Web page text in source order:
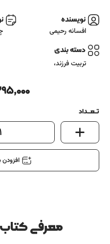
نویسنده
افسانه رحیمی
دسته بندی
تربیت فرزند،
تــعـــداد
معرفی